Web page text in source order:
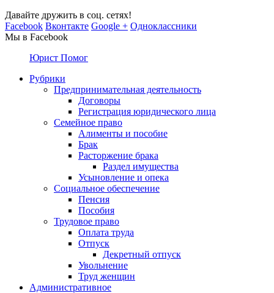
Давайте дружить в соц. сетях!
Facebook Вконтакте Google + Одноклассники
Мы в Facebook
Юрист Помог
Рубрики
Предпринимательная деятельность
Договоры
Регистрация юридического лица
Семейное право
Алименты и пособие
Брак
Расторжение брака
Раздел имущества
Усыновление и опека
Социальное обеспечение
Пенсия
Пособия
Трудовое право
Оплата труда
Отпуск
Декретный отпуск
Увольнение
Труд женщин
Административное